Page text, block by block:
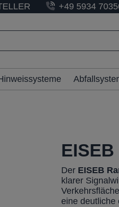
+49 5934
Der EISEB
klarer
eine deutliche